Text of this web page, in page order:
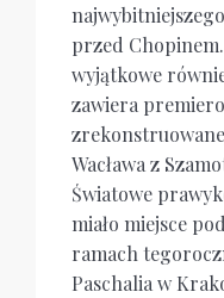
przed
wyjątkowe
zawiera
Wacława z
Światowe
miało miejsce
ramach
Paschalia w